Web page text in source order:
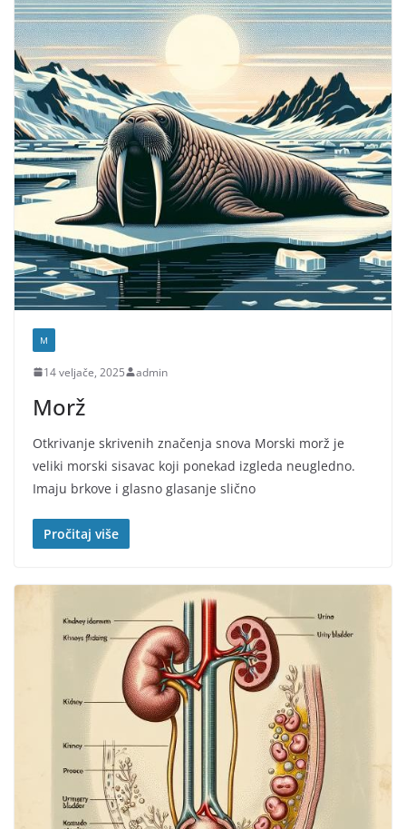
M
14 veljače, 2025 admin
Morž
Otkrivanje skrivenih značenja snova Morski morž je
veliki morski sisavac koji ponekad izgleda neugledno.
Imaju brkove i glasno glasanje slično
Pročitaj više